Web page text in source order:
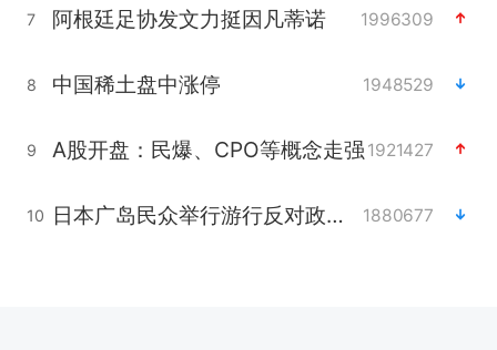
7 阿根廷足协发文力挺因凡蒂诺 1996309
8 中国稀土盘中涨停 1948529
9 A股开盘：民爆、CPO等概念走强 1921427
10 日本广岛民众举行游行反对政府行径 1880677